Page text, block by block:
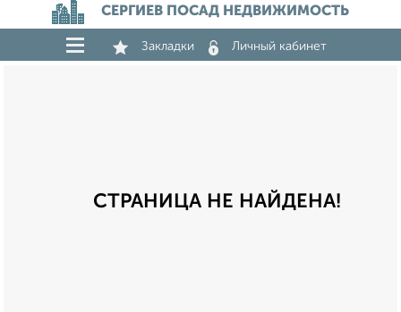
СЕРГИЕВ ПОСАД НЕДВИЖИМОСТЬ
Закладки Личный кабинет
СТРАНИЦА НЕ НАЙДЕНА!